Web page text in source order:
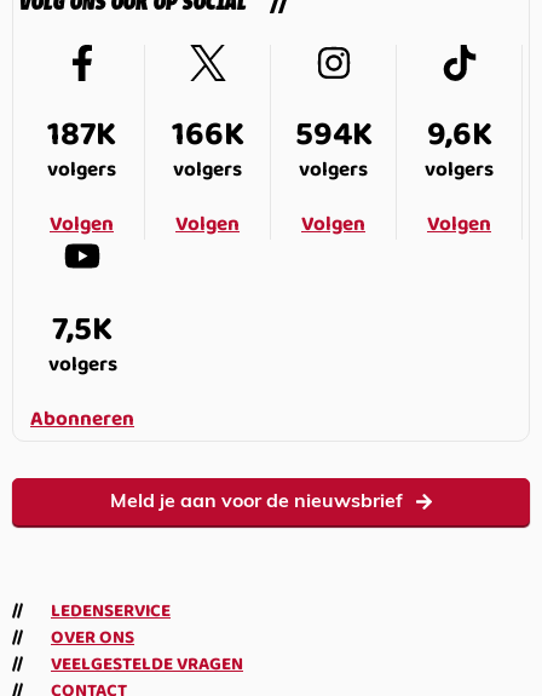
187K
volgers
Volgen
166K
volgers
Volgen
594K
volgers
Volgen
9,6K
volgers
Volgen
7,5K
volgers
Abonneren
Meld je aan voor de nieuwsbrief
LEDENSERVICE
OVER ONS
VEELGESTELDE VRAGEN